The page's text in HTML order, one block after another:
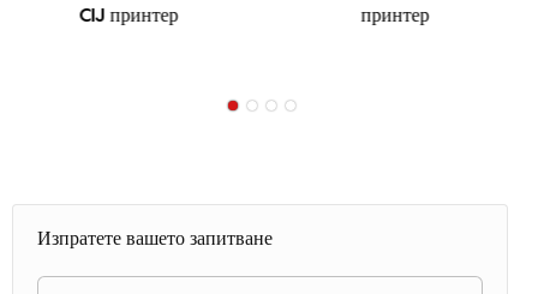
CIJ принтер
принтер
Изпратете вашето запитване